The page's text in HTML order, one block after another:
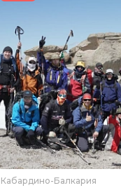
Кабардино-Балкария